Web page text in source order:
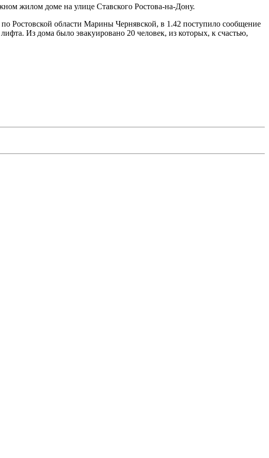
жилом доме на улице Ставского Ростова-на-Дону.
Ростовской области Марины Чернявской, в 1.42 поступило сообщение
Из дома было эвакуировано 20 человек, из которых, к счастью,